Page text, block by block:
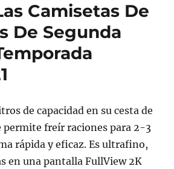
Camisetas De
De Segunda
de capacidad en su cesta de
permite freír raciones para 2-3
rápida y eficaz. Es ultrafino,
en una pantalla FullView 2K